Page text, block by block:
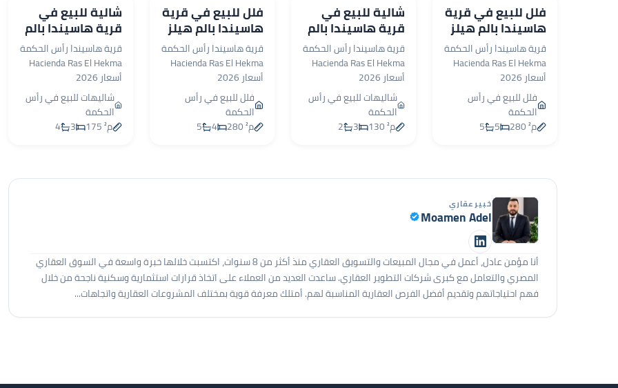
فلل للبيع في قرية
هاسيندا بالم هيلز
رأس الحكمة
بمساحة 280 م²
الساحل الشمالي
قرية هاسيندا رأس الحكمة
Hacienda Ras El Hekma
أسعار 2026
فلل للبيع في رأس
الحكمة
280 م²
5
5
شالية للبيع في
قرية هاسيندا بالم
هيلز رأس الحكمة
بمساحة 130 م²
الساحل الشمالي
قرية هاسيندا رأس الحكمة
Hacienda Ras El Hekma
أسعار 2026
شاليهات للبيع في رأس
الحكمة
130 م²
3
2
فلل للبيع في قرية
هاسيندا بالم هيلز
رأس الحكمة
بمساحة 280 م²
الساحل الشمالي
قرية هاسيندا رأس الحكمة
Hacienda Ras El Hekma
أسعار 2026
فلل للبيع في رأس
الحكمة
280 م²
4
5
شالية للبيع في
قرية هاسيندا بالم
هيلز رأس الحكمة
بمساحة 175 م²
الساحل الشمالي
قرية هاسيندا رأس الحكمة
Hacienda Ras El Hekma
أسعار 2026
شاليهات للبيع في رأس
الحكمة
175 م²
3
4
خبير عقاري
Moamen Adel
أنا مؤمن عادل، أعمل في مجال المبيعات والتسويق العقاري منذ أكثر من 8 سنوات، اكتسبت خلالها خبرة واسعة في السوق العقاري
المصري والتعامل مع كبرى شركات التطوير العقاري. ساعدت العديد من العملاء على اتخاذ قرارات استثمارية وسكنية ناجحة من خلال
فهم احتياجاتهم وتقديم أفضل الفرص العقارية المناسبة لهم. أمتلك معرفة قوية بمختلف المشروعات العقارية واتجاهات...